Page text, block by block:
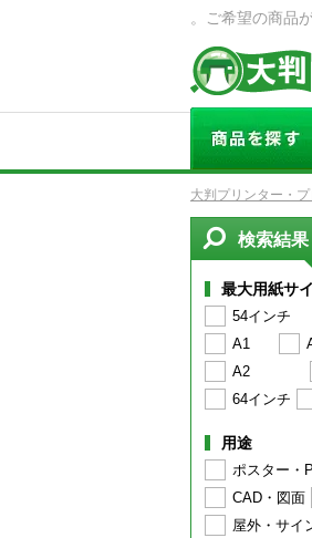
。ご希望の商品
大判プリンター・
検索結果
最大用紙サ
54インチ
A1
A2
64インチ
用途
ポスター・
CAD・図面
屋外・サイ